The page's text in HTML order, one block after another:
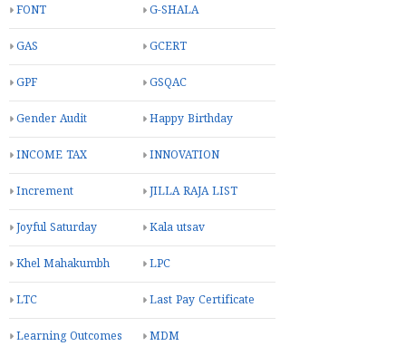
FONT G-SHALA
GAS GCERT
GPF GSQAC
Gender Audit Happy Birthday
INCOME TAX INNOVATION
Increment JILLA RAJA LIST
Joyful Saturday Kala utsav
Khel Mahakumbh LPC
LTC Last Pay Certificate
Learning Outcomes MDM